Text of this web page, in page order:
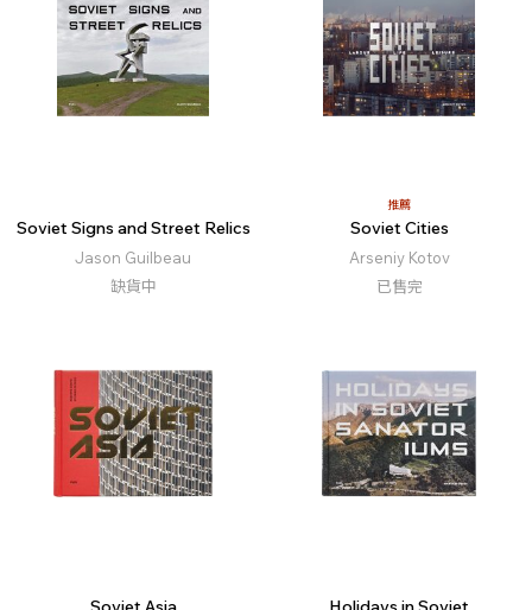
Soviet Signs and Street Relics
Jason Guilbeau
缺貨中
推薦
Soviet Cities
Arseniy Kotov
已售完